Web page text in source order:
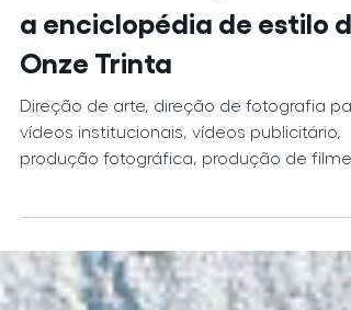
#Palavra de especialista:
a enciclopédia de estilo
Onze Trinta
Direção de arte, direção de fotografia
vídeos institucionais, vídeos publicitário,
produção de